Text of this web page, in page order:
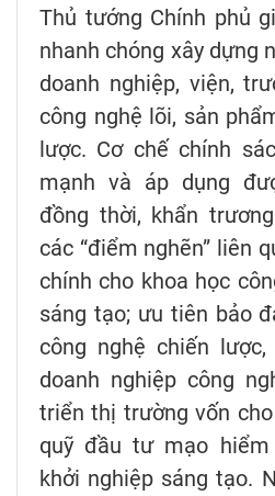
Thủ tướng Chính phủ
nhanh chóng xây dựng
doanh nghiệp, viện,
công nghệ lõi, sản
lược. Cơ chế chính
mạnh và áp dụng
đồng thời, khẩn
các “điểm nghẽn” liên
chính cho khoa học
sáng tạo; ưu tiên bảo
công nghệ chiến
doanh nghiệp công
triển thị trường vốn
quỹ đầu tư mạo hiểm
khởi nghiệp sáng tạo.